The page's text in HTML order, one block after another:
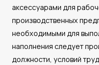
аксессуарами для
производственных
необходимыми для
наполнения следует
должности, условий